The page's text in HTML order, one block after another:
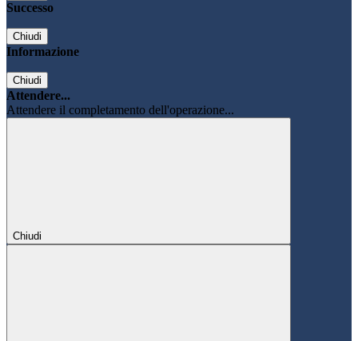
Successo
Chiudi
Informazione
Chiudi
Attendere...
Attendere il completamento dell'operazione...
Chiudi